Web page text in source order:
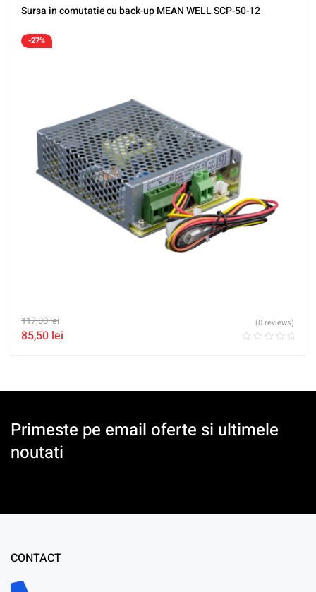
Sursa in comutatie cu back-up MEAN WELL SCP-50-12
-27%
117,00lei
85,50 lei
(0 reviews)
Primeste pe email oferte si ultimele
noutati
CONTACT